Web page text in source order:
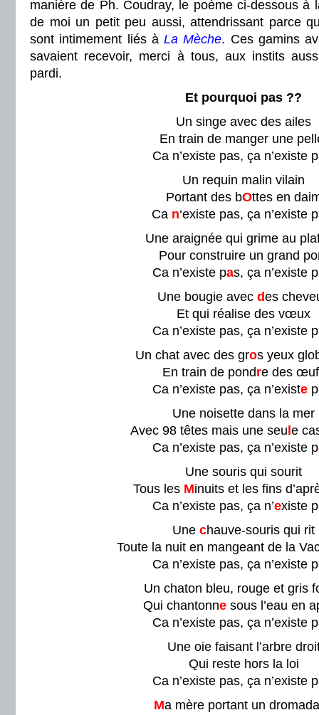
manière de Ph. Coudray, le poème ci-dessous à
de moi un petit peu aussi, attendrissant parce
sont intimement liés àLa Mèche. Ces gamins
savaient recevoir, merci à tous, aux instits
pardi.
Et pourquoi pas ??
Un singe avec des ailes
En train de manger une
Ca n’existe pas, ça n’existe
Un requin malin vilain
Portant des bOttes en
Ca n‘existe pas, ça n’existe
Une araignée qui grime au
Pour construire un grand
Ca n’existe pas, ça n’existe
Une bougie avec des
Et qui réalise des vœux
Ca n’existe pas, ça n’existe
Un chat avec des gros yeux
En train de pondre des
Ca n’existe pas, ça n’existe
Une noisette dans la mer
Avec 98 têtes mais une seu e
Ca n’existe pas, ça n’existe p
Une souris qui sourit
Tous les Minuits et les fins
Ca n’existe pas, ça n’existe
Une chauve-souris qui rit
Toute la nuit en mangeant de la
Ca n’existe pas, ça n’existe
Un chaton bleu, rouge et gris
Qui chantonnesous l’eau en
Ca n’existe pas, ça n’existe
Une oie faisant l’arbre
Qui reste hors la loi
Ca n’existe pas, ça n’existe
Ma mère portant un